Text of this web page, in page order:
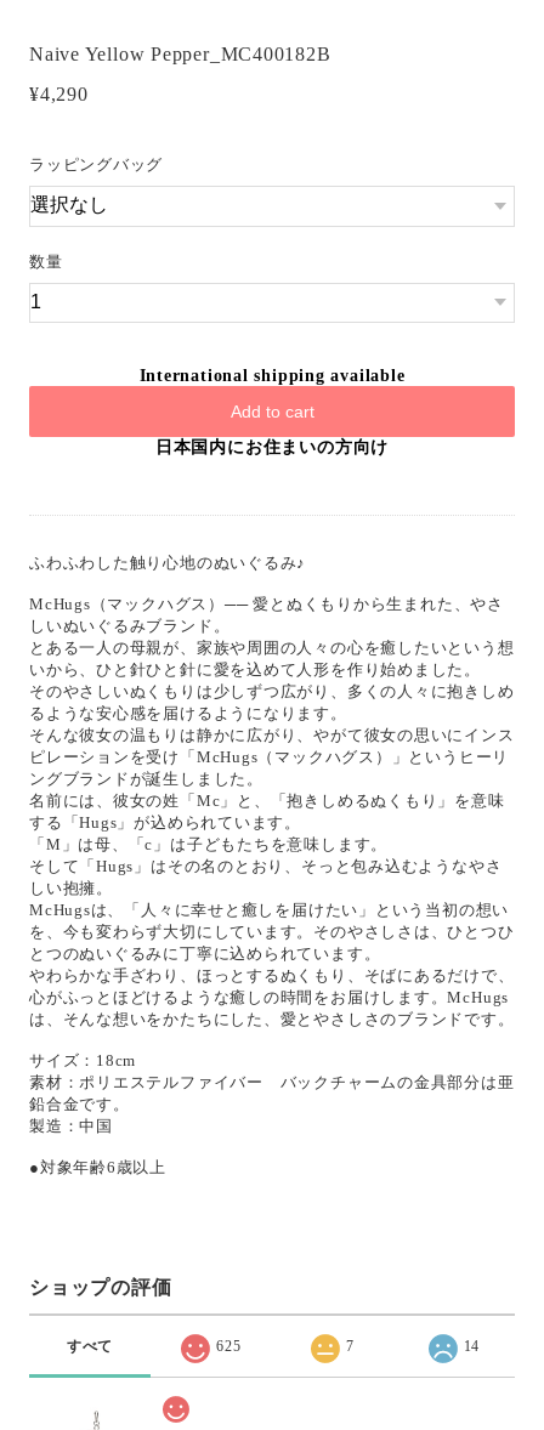
Naive Yellow Pepper_MC400182B
¥4,290
ラッピングバッグ
数量
International shipping available
Add to cart
日本国内にお住まいの方向け
ふわふわした触り心地のぬいぐるみ♪
McHugs（マックハグス）── 愛とぬくもりから生まれた、やさ
しいぬいぐるみブランド。
とある一人の母親が、家族や周囲の人々の心を癒したいという想
いから、ひと針ひと針に愛を込めて人形を作り始めました。
そのやさしいぬくもりは少しずつ広がり、多くの人々に抱きしめ
るような安心感を届けるようになります。
そんな彼女の温もりは静かに広がり、やがて彼女の思いにインス
ピレーションを受け「McHugs（マックハグス）」というヒーリ
ングブランドが誕生しました。
名前には、彼女の姓「Mc」と、「抱きしめるぬくもり」を意味
する「Hugs」が込められています。
「M」は母、「c」は子どもたちを意味します。
そして「Hugs」はその名のとおり、そっと包み込むようなやさ
しい抱擁。
McHugsは、「人々に幸せと癒しを届けたい」という当初の想い
を、今も変わらず大切にしています。そのやさしさは、ひとつひ
とつのぬいぐるみに丁寧に込められています。
やわらかな手ざわり、ほっとするぬくもり、そばにあるだけで、
心がふっとほどけるような癒しの時間をお届けします。McHugs
は、そんな想いをかたちにした、愛とやさしさのブランドです。
サイズ：18cm
素材：ポリエステルファイバー バックチャームの金具部分は亜
鉛合金です。
製造：中国
●対象年齢6歳以上
ショップの評価
すべて 625 7 14